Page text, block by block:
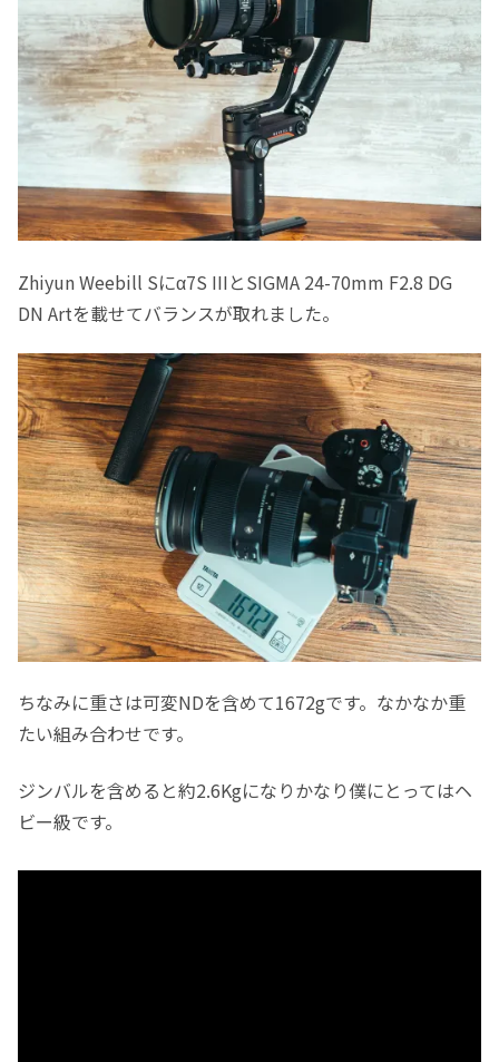
Zhiyun Weebill Sにα7S IIIとSIGMA 24-70mm F2.8 DG
DN Artを載せてバランスが取れました。
ちなみに重さは可変NDを含めて1672gです。なかなか重
たい組み合わせです。
ジンバルを含めると約2.6Kgになりかなり僕にとってはヘ
ビー級です。